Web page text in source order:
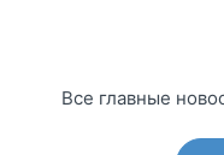
Все главные